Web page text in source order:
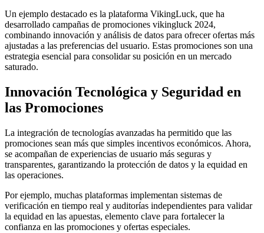
Un ejemplo destacado es la plataforma VikingLuck, que ha
desarrollado campañas de promociones vikingluck 2024,
combinando innovación y análisis de datos para ofrecer ofertas más
ajustadas a las preferencias del usuario. Estas promociones son una
estrategia esencial para consolidar su posición en un mercado
saturado.
Innovación Tecnológica y Seguridad en
las Promociones
La integración de tecnologías avanzadas ha permitido que las
promociones sean más que simples incentivos económicos. Ahora,
se acompañan de experiencias de usuario más seguras y
transparentes, garantizando la protección de datos y la equidad en
las operaciones.
Por ejemplo, muchas plataformas implementan sistemas de
verificación en tiempo real y auditorías independientes para validar
la equidad en las apuestas, elemento clave para fortalecer la
confianza en las promociones y ofertas especiales.